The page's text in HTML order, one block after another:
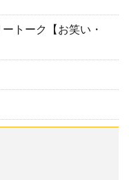
トーク【お笑い・